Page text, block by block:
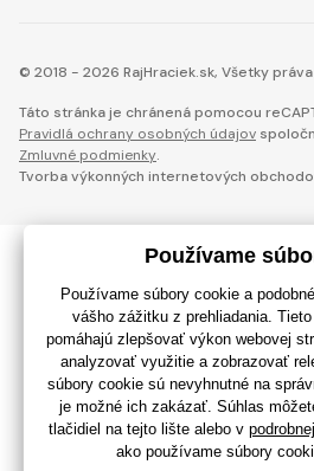
© 2018 - 2026 RajHraciek.sk, Všetky
Táto stránka je chránená pomocou
Pravidlá ochrany osobných údajov
Zmluvné podmienky.
Tvorba výkonných internetových